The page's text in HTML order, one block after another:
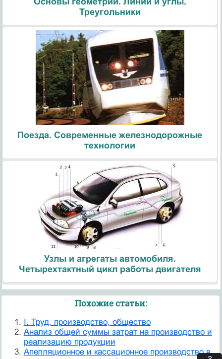
Треугольники
Поезда. Современные железнодорожные
технологии
Узлы и агрегаты автомобиля.
Четырехтактный цикл работы двигателя
Похожие статьи:
I. Труд, производство, общество
Анализ общей суммы затрат на производство и
реализацию продукции
Апелляционное и кассационное производство в